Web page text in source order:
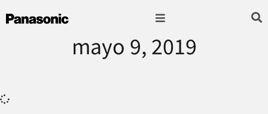
mayo 9, 2019